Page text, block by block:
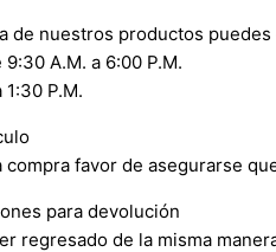
de nuestros productos
A.M. a 6:00 P.M.
1:30 P.M.
compra favor de asegurarse
para devolución
regresado de la misma